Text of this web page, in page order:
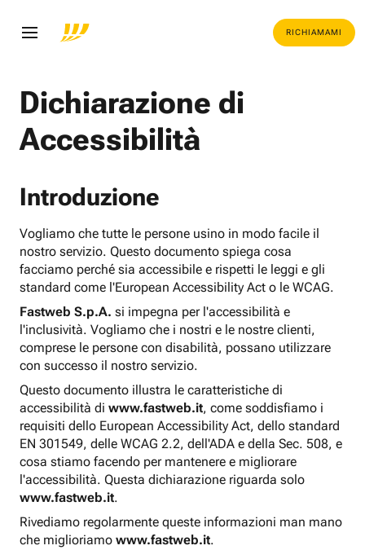
RICHIAMAMI
Dichiarazione di
Accessibilità
Introduzione
Vogliamo che tutte le persone usino in modo facile il
nostro servizio. Questo documento spiega cosa
facciamo perché sia accessibile e rispetti le leggi e gli
standard come l'European Accessibility Act o le WCAG.
Fastweb S.p.A. si impegna per l'accessibilità e
l'inclusività. Vogliamo che i nostri e le nostre clienti,
comprese le persone con disabilità, possano utilizzare
con successo il nostro servizio.
Questo documento illustra le caratteristiche di
accessibilità di www.fastweb.it, come soddisfiamo i
requisiti dello European Accessibility Act, dello standard
EN 301549, delle WCAG 2.2, dell'ADA e della Sec. 508, e
cosa stiamo facendo per mantenere e migliorare
l'accessibilità. Questa dichiarazione riguarda solo
www.fastweb.it.
Rivediamo regolarmente queste informazioni man mano
che miglioriamo www.fastweb.it.